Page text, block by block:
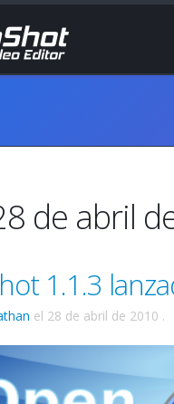
de abril
1.1.3
el 28 de abril de 2010 .